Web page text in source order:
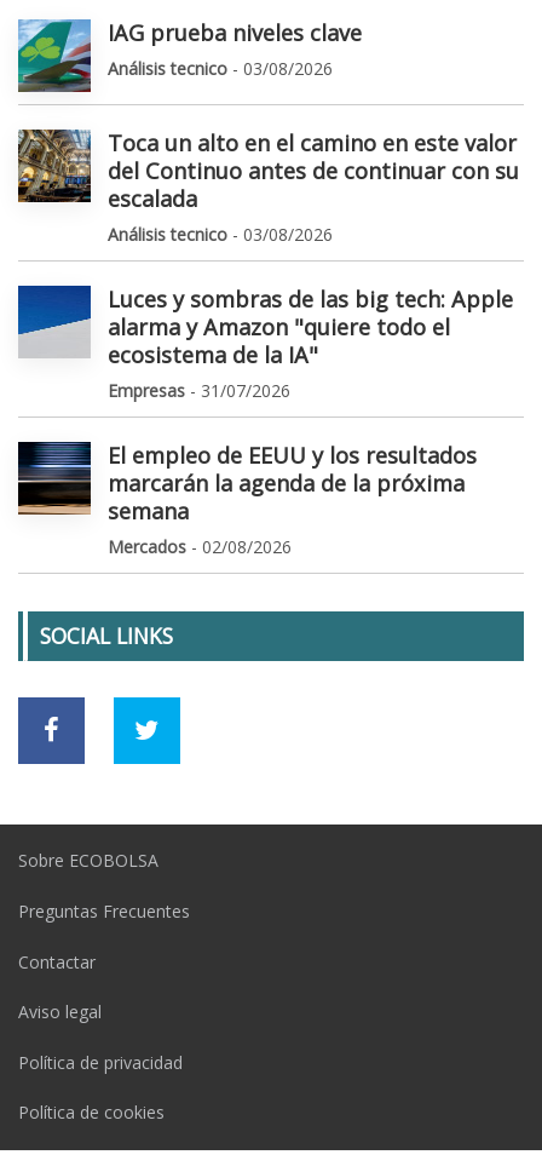
IAG prueba niveles clave
Análisis tecnico - 03/08/2026
Toca un alto en el camino en este valor
del Continuo antes de continuar con su
escalada
Análisis tecnico - 03/08/2026
Luces y sombras de las big tech: Apple
alarma y Amazon "quiere todo el
ecosistema de la IA"
Empresas - 31/07/2026
El empleo de EEUU y los resultados
marcarán la agenda de la próxima
semana
Mercados - 02/08/2026
SOCIAL LINKS
Sobre ECOBOLSA
Preguntas Frecuentes
Contactar
Aviso legal
Política de privacidad
Política de cookies